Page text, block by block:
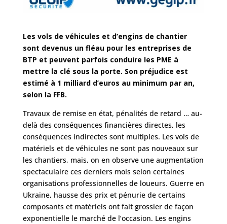
Les vols de véhicules et d’engins de chantier
sont devenus un fléau pour les entreprises de
BTP et peuvent parfois conduire les PME à
mettre la clé sous la porte. Son préjudice est
estimé à 1 milliard d’euros au minimum par an,
selon la FFB.
Travaux de remise en état, pénalités de retard … au-
delà des conséquences financières directes, les
conséquences indirectes sont multiples. Les vols de
matériels et de véhicules ne sont pas nouveaux sur
les chantiers, mais, on en observe une augmentation
spectaculaire ces derniers mois selon certaines
organisations professionnelles de loueurs. Guerre en
Ukraine, hausse des prix et pénurie de certains
composants et matériels ont fait grossier de façon
exponentielle le marché de l’occasion. Les engins